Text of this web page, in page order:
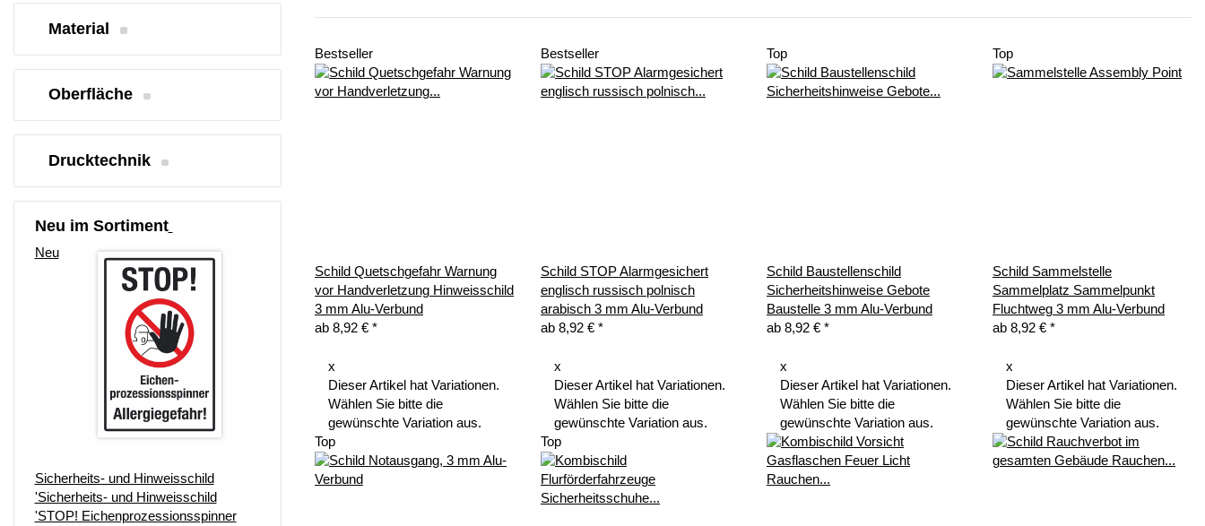
Bestseller
Schild Quetschgefahr Warnung
vor Handverletzung Hinweisschild
3 mm Alu-Verbund
ab 8,92 € *
x
Dieser Artikel hat Variationen.
Wählen Sie bitte die
gewünschte Variation aus.
Bestseller
Schild STOP Alarmgesichert
englisch russisch polnisch
arabisch 3 mm Alu-Verbund
ab 8,92 € *
x
Dieser Artikel hat Variationen.
Wählen Sie bitte die
gewünschte Variation aus.
Top
Schild Baustellenschild
Sicherheitshinweise Gebote
Baustelle 3 mm Alu-Verbund
ab 8,92 € *
x
Dieser Artikel hat Variationen.
Wählen Sie bitte die
gewünschte Variation aus.
Top
Schild Sammelstelle
Sammelplatz Sammelpunkt
Fluchtweg 3 mm Alu-Verbund
ab 8,92 € *
x
Dieser Artikel hat Variationen.
Wählen Sie bitte die
gewünschte Variation aus.
Top
Top
Material
Oberfläche
Drucktechnik
Neu im Sortiment
Neu
Sicherheits- und Hinweisschild
'Sicherheits- und Hinweisschild
'STOP! Eichenprozessionsspinner